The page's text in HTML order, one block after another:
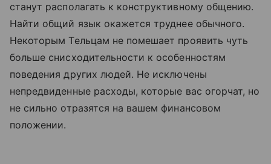
станут располагать к конструктивному общению.
Найти общий язык окажется труднее обычного.
Некоторым Тельцам не помешает проявить чуть
больше снисходительности к особенностям
поведения других людей. Не исключены
непредвиденные расходы, которые вас огорчат, но
не сильно отразятся на вашем финансовом
положении.